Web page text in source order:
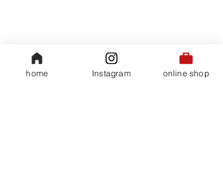
home Instagram online shop